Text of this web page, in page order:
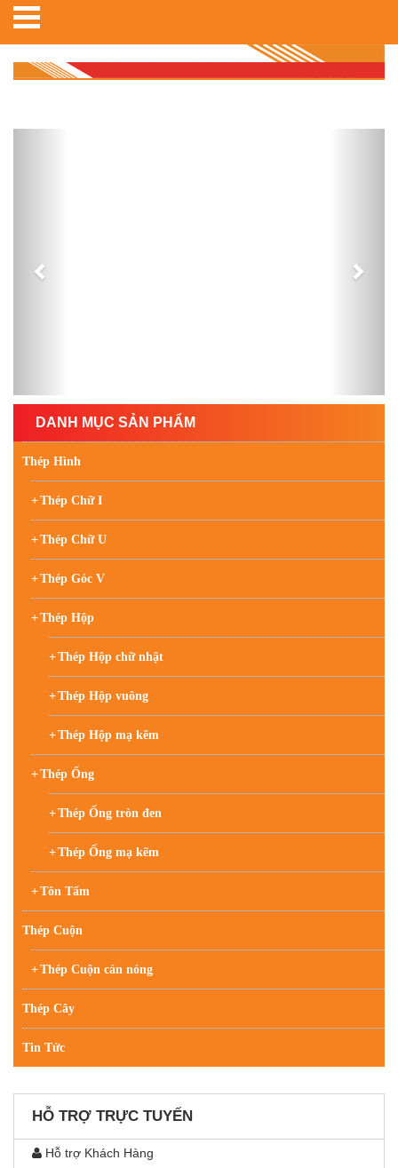
DANH MỤC SẢN PHẨM
Thép Hình
Thép Chữ I
Thép Chữ U
Thép Góc V
Thép Hộp
Thép Hộp chữ nhật
Thép Hộp vuông
Thép Hộp mạ kẽm
Thép Ống
Thép Ống tròn đen
Thép Ống mạ kẽm
Tôn Tấm
Thép Cuộn
Thép Cuộn cán nóng
Thép Cây
Tin Tức
HỖ TRỢ TRỰC TUYẾN
Hỗ trợ Khách Hàng